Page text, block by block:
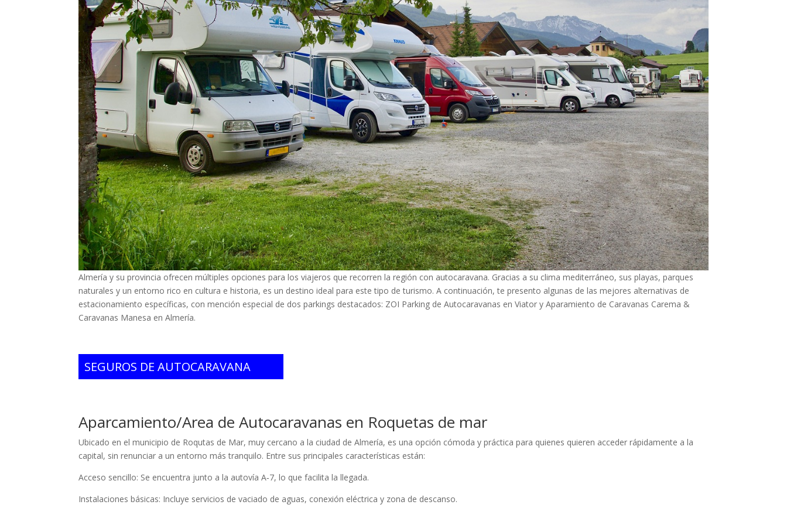
Almería y su provincia ofrecen múltiples opciones para los viajeros que recorren la región con autocaravana. Gracias a su clima mediterráneo, sus playas, parques
naturales y un entorno rico en cultura e historia, es un destino ideal para este tipo de turismo. A continuación, te presento algunas de las mejores alternativas de
estacionamiento específicas, con mención especial de dos parkings destacados: ZOI Parking de Autocaravanas en Viator y Aparamiento de Caravanas Carema &
Caravanas Manesa en Almería.
SEGUROS DE AUTOCARAVANA
Aparcamiento/Area de Autocaravanas en Roquetas de mar
Ubicado en el municipio de Roqutas de Mar, muy cercano a la ciudad de Almería, es una opción cómoda y práctica para quienes quieren acceder rápidamente a la
capital, sin renunciar a un entorno más tranquilo. Entre sus principales características están:
Acceso sencillo: Se encuentra junto a la autovía A‑7, lo que facilita la llegada.
Instalaciones básicas: Incluye servicios de vaciado de aguas, conexión eléctrica y zona de descanso.